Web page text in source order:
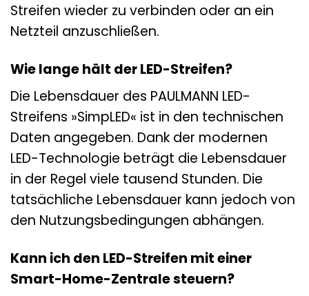
Streifen wieder zu verbinden oder an ein
Netzteil anzuschließen.
Wie lange hält der LED-Streifen?
Die Lebensdauer des PAULMANN LED-
Streifens »SimpLED« ist in den technischen
Daten angegeben. Dank der modernen
LED-Technologie beträgt die Lebensdauer
in der Regel viele tausend Stunden. Die
tatsächliche Lebensdauer kann jedoch von
den Nutzungsbedingungen abhängen.
Kann ich den LED-Streifen mit einer
Smart-Home-Zentrale steuern?